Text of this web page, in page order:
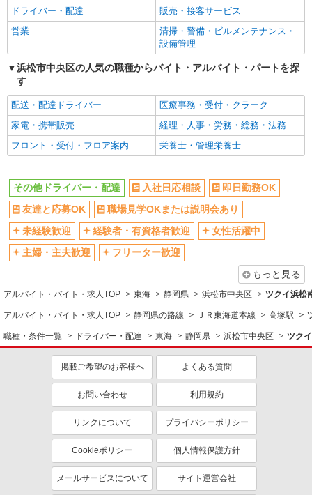
ドライバー・配達
販売・接客サービス
営業
清掃・警備・ビルメンテナンス・
設備管理
浜松市中央区の人気の職種からバイト・アルバイト・パートを探
す
配送・配達ドライバー
医療事務・受付・クラーク
家電・携帯販売
経理・人事・労務・総務・法務
フロント・受付・フロア案内
栄養士・管理栄養士
その他ドライバー・配達 入社日応相談
即日勤務OK
友達と応募OK
職場見学OKまたは説明会あり
未経験歓迎
経験者・有資格者歓迎
女性活躍中
主婦・主夫歓迎
フリーター歓迎
もっと見る
アルバイト・バイト・求人TOP 東海 静岡県 浜松市中央区 ツクイ浜松
アルバイト・バイト・求人TOP 静岡県の路線 ＪＲ東海道本線 高塚駅
職種・条件一覧 ドライバー・配達 東海 静岡県 浜松市中央区 ツク
掲載ご希望のお客様へ よくある質問
お問い合わせ 利用規約
リンクについて プライバシーポリシー
Cookieポリシー 個人情報保護方針
メールサービスについて サイト運営会社